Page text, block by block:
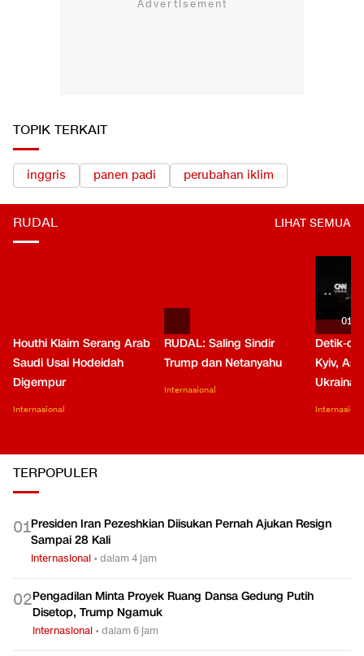
TOPIK TERKAIT
inggris panen padi perubahan iklim
RUDAL LIHAT SEMUA
Houthi Klaim Serang Arab
Saudi Usai Hodeidah
Digempur
Internasional
RUDAL: Saling Sindir
Trump dan Netanyahu
Internasional
Detik-
Kyiv,
Ukraina
TERPOPULER
01Presiden Iran Pezeshkian Diisukan Pernah Ajukan Resign
Sampai 28 Kali
Internasional •dalam 4 jam
02Pengadilan Minta Proyek Ruang Dansa Gedung Putih
Disetop, Trump Ngamuk
Internasional •dalam 6 jam